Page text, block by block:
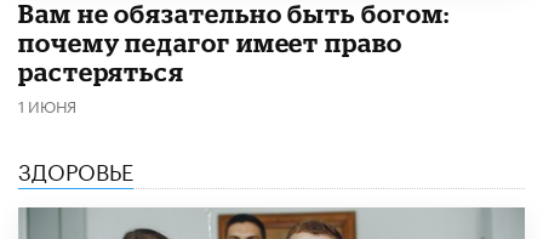
​Вам не обязательно быть богом:
почему педагог имеет право
растеряться
1 ИЮНЯ
ЗДОРОВЬЕ